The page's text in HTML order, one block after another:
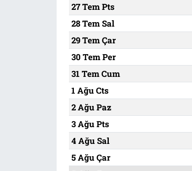
27 Tem Pts
28 Tem Sal
29 Tem Çar
30 Tem Per
31 Tem Cum
1 Ağu Cts
2 Ağu Paz
3 Ağu Pts
4 Ağu Sal
5 Ağu Çar